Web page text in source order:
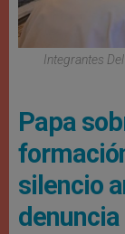
Integrantes
Papa
silencio